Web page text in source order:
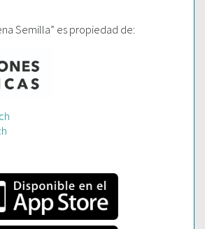
Semilla” es propiedad de: